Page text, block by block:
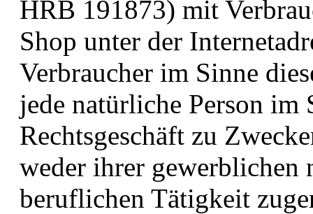
HRB 191873) mit
Shop unter der
Verbraucher im Sinne
jede natürliche Person im
Rechtsgeschäft zu
weder ihrer gewerblichen
beruflichen Tätigkeit